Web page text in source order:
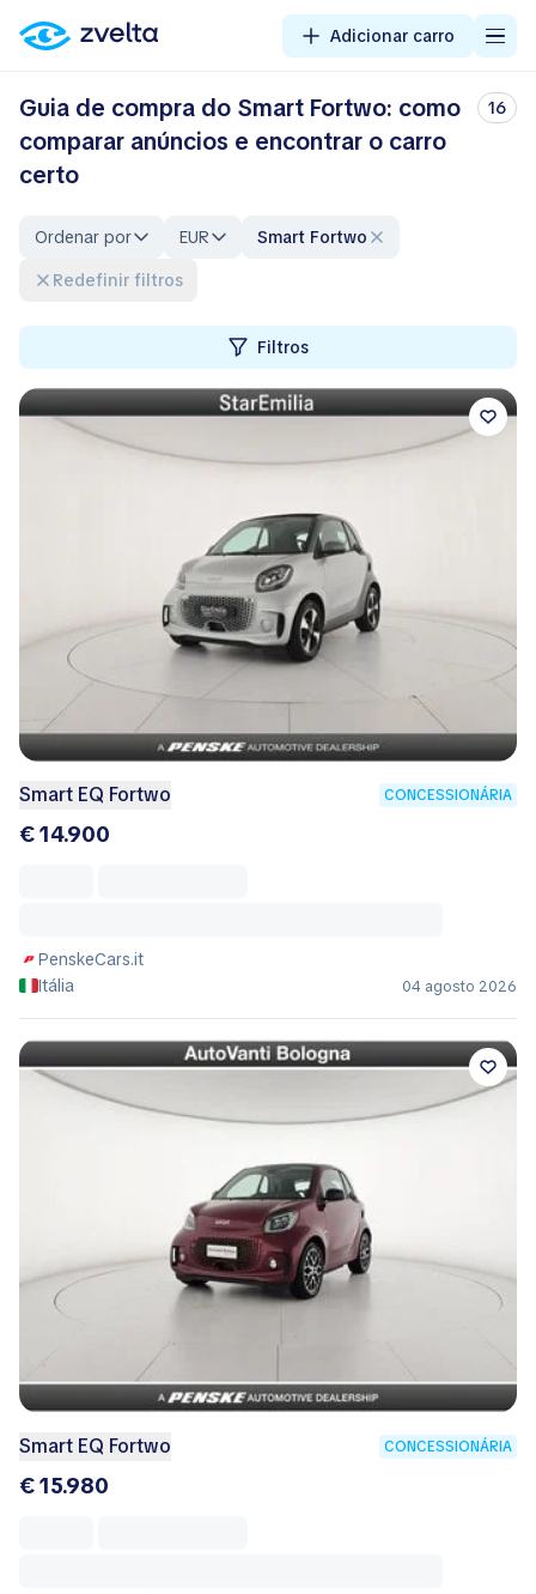
Adicionar carro
Guia de compra do Smart Fortwo: como
comparar anúncios e encontrar o carro
certo
16
Ordenar por EUR
Smart Fortwo
Redefinir filtros
Filtros
Smart EQ Fortwo CONCESSIONÁRIA
€ 14.900
PenskeCars.it
Itália
04 agosto 2026
Smart EQ Fortwo CONCESSIONÁRIA
€ 15.980